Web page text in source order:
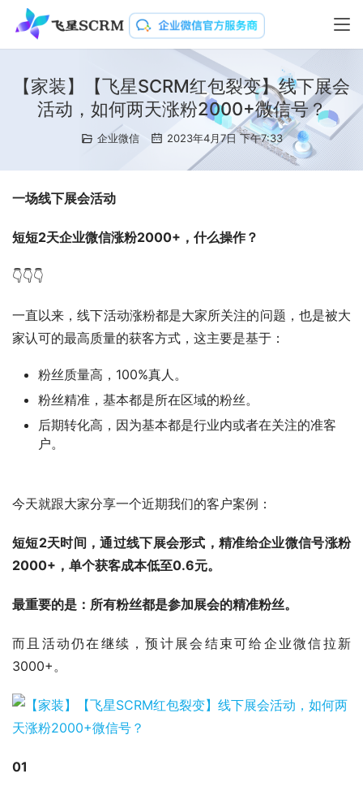
【家装】【飞星SCRM红包裂变】线下展会
活动，如何两天涨粉2000+微信号？
企业微信 2023年4月7日 下午7:33
一场线下展会活动
短短2天企业微信涨粉2000+，什么操作？
👇👇👇
一直以来，线下活动涨粉都是大家所关注的问题，也是被大
家认可的最高质量的获客方式，这主要是基于：
粉丝质量高，100%真人。
粉丝精准，基本都是所在区域的粉丝。
后期转化高，因为基本都是行业内或者在关注的准客
户。
今天就跟大家分享一个近期我们的客户案例：
短短2天时间，通过线下展会形式，精准给企业微信号涨粉
2000+，单个获客成本低至0.6元。
最重要的是：所有粉丝都是参加展会的精准粉丝。
而且活动仍在继续，预计展会结束可给企业微信拉新
3000+。
01